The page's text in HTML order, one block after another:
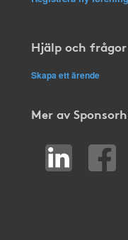
Hjälp och frågor
Skapa ett ärende
Mer av